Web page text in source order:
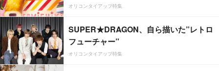
オリコンタイアップ特集
SUPER★DRAGON、自ら描いた”レトロ
フューチャー”
オリコンタイアップ特集